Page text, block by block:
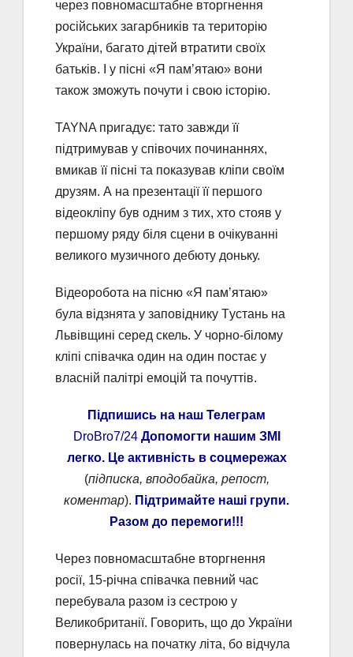
через повномасштабне вторгнення
російських загарбників та територію
України, багато дітей втратити своїх
батьків. І у пісні «Я пам’ятаю» вони
також зможуть почути і свою історію.
TAYNA пригадує: тато завжди її
підтримував у співочих починаннях,
вмикав її пісні та показував кліпи своїм
друзям. А на презентації її першого
відеокліпу був одним з тих, хто стояв у
першому ряду біля сцени в очікуванні
великого музичного дебюту доньку.
Відеоробота на пісню «Я пам’ятаю»
була відзнята у заповіднику Tустань на
Львівщині серед скель. У чорно-білому
кліпі співачка один на один постає у
власній палітрі емоцій та почуттів.
Підпишись на наш Телеграм
DroBro7/24 Допомогти нашим ЗМІ
легко. Це активність в соцмережах
(підписка, вподобайка, репост,
коментар). Підтримайте наші групи.
Разом до перемоги!!!
Через повномасштабне вторгнення
росії, 15-річна співачка певний час
перебувала разом із сестрою у
Великобританії. Говорить, що до України
повернулась на початку літа, бо відчула